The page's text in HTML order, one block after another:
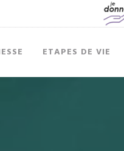
ETAPES DE VIE